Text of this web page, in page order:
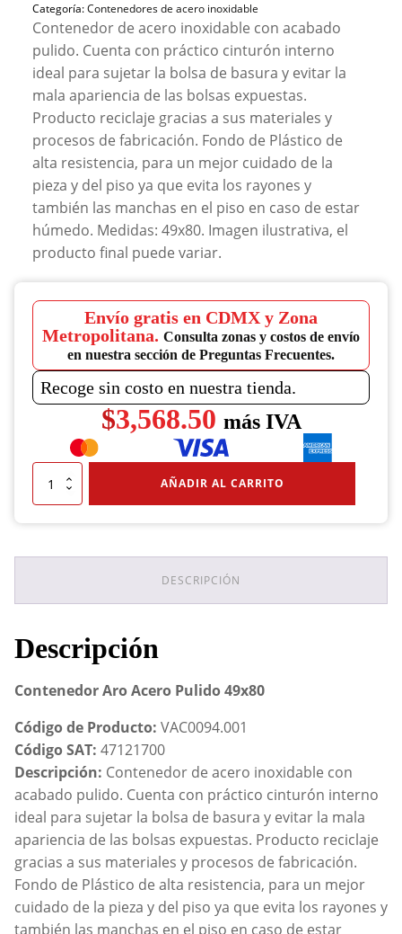
Categoría:Contenedores de acero inoxidable
Contenedor de acero inoxidable con acabado
pulido. Cuenta con práctico cinturón interno
ideal para sujetar la bolsa de basura y evitar la
mala apariencia de las bolsas expuestas.
Producto reciclaje gracias a sus materiales y
procesos de fabricación. Fondo de Plástico de
alta resistencia, para un mejor cuidado de la
pieza y del piso ya que evita los rayones y
también las manchas en el piso en caso de estar
húmedo. Medidas: 49x80. Imagen ilustrativa, el
producto final puede variar.
Envío gratis en CDMX y Zona
Metropolitana. Consulta zonas y costos de envío
en nuestra sección de Preguntas Frecuentes.
Recoge sin costo en nuestra tienda.
$3,568.50 más IVA
Contenedor
Pulido
AÑADIR AL CARRITO
DESCRIPCIÓN
Descripción
Contenedor Aro Acero Pulido 49x80
Código de Producto: VAC0094.001
Código SAT: 47121700
Descripción: Contenedor de acero inoxidable con
acabado pulido. Cuenta con práctico cinturón interno
ideal para sujetar la bolsa de basura y evitar la mala
apariencia de las bolsas expuestas. Producto reciclaje
gracias a sus materiales y procesos de fabricación.
Fondo de Plástico de alta resistencia, para un mejor
cuidado de la pieza y del piso ya que evita los rayones y
también las manchas en el piso en caso de estar